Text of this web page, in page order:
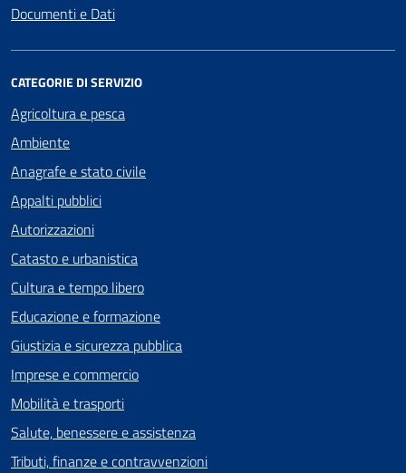
Documenti e Dati
CATEGORIE DI SERVIZIO
Agricoltura e pesca
Ambiente
Anagrafe e stato civile
Appalti pubblici
Autorizzazioni
Catasto e urbanistica
Cultura e tempo libero
Educazione e formazione
Giustizia e sicurezza pubblica
Imprese e commercio
Mobilità e trasporti
Salute, benessere e assistenza
Tributi, finanze e contravvenzioni